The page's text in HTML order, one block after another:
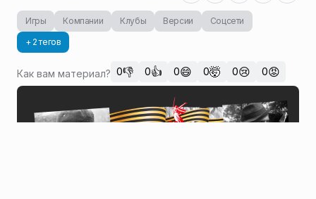
Игры Компании Клубы Версии
Соцсети
+ 2 тегов
Как вам материал? 0👎 0👍 0😄 0🤯 0😢 0😡